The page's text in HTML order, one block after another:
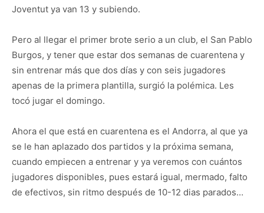
Joventut ya van 13 y subiendo.
Pero al llegar el primer brote serio a un club, el San Pablo
Burgos, y tener que estar dos semanas de cuarentena y
sin entrenar más que dos días y con seis jugadores
apenas de la primera plantilla, surgió la polémica. Les
tocó jugar el domingo.
Ahora el que está en cuarentena es el Andorra, al que ya
se le han aplazado dos partidos y la próxima semana,
cuando empiecen a entrenar y ya veremos con cuántos
jugadores disponibles, pues estará igual, mermado, falto
de efectivos, sin ritmo después de 10-12 dias parados…